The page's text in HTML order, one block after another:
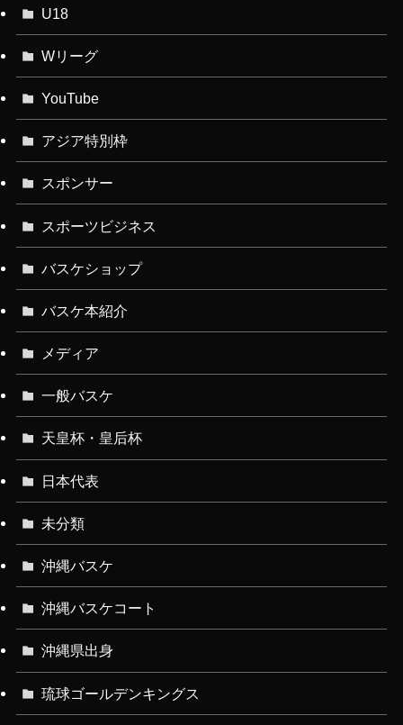
U18
Wリーグ
YouTube
アジア特別枠
スポンサー
スポーツビジネス
バスケショップ
バスケ本紹介
メディア
一般バスケ
天皇杯・皇后杯
日本代表
未分類
沖縄バスケ
沖縄バスケコート
沖縄県出身
琉球ゴールデンキングス